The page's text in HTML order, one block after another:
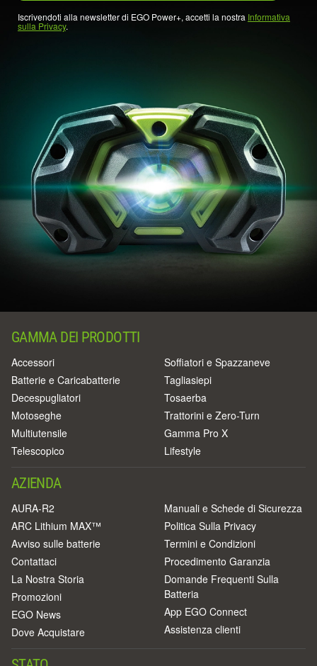
Iscrivendoti alla newsletter di EGO Power+, accetti la nostra Informativa
sulla Privacy.
GAMMA DEI PRODOTTI
Accessori
Batterie e Caricabatterie
Decespugliatori
Motoseghe
Multiutensile
Telescopico
Soffiatori e Spazzaneve
Tagliasiepi
Tosaerba
Trattorini e Zero-Turn
Gamma Pro X
Lifestyle
AZIENDA
AURA-R2
ARC Lithium MAX™
Avviso sulle batterie
Contattaci
La Nostra Storia
Promozioni
EGO News
Dove Acquistare
Manuali e Schede di Sicurezza
Politica Sulla Privacy
Termini e Condizioni
Procedimento Garanzia
Domande Frequenti Sulla
Batteria
App EGO Connect
Assistenza clienti